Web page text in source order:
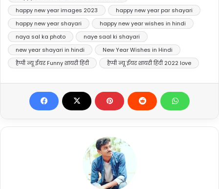
happy new year images 2023
happy new year par shayari
happy new year shayari
happy new year wishes in hindi
naya sal ka photo
naye saal ki shayari
new year shayari in hindi
New Year Wishes in Hindi
हैप्पी न्यू ईयर Funny शायरी हिंदी
हैप्पी न्यू ईयर शायरी हिंदी 2022 love